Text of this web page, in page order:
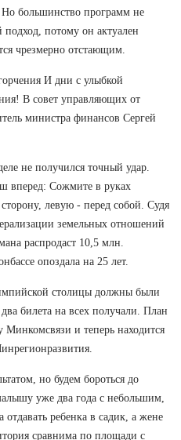
большинство программ не
подход, потому он актуален
чрезмерно отстающим.
И дни с улыбкой
В совет управляющих от
министра финансов Сергей
не получился точный удар.
вперед: Сожмите в руках
левую - перед собой. Судя
земельных отношений
распродаст 10,5 млн.
опоздала на 25 лет.
столицы должны были
билета на всех получали. План
и теперь находится
но будем бороться до
уже два года с небольшим,
ребенка в садик, а жене
сравнима по площади с